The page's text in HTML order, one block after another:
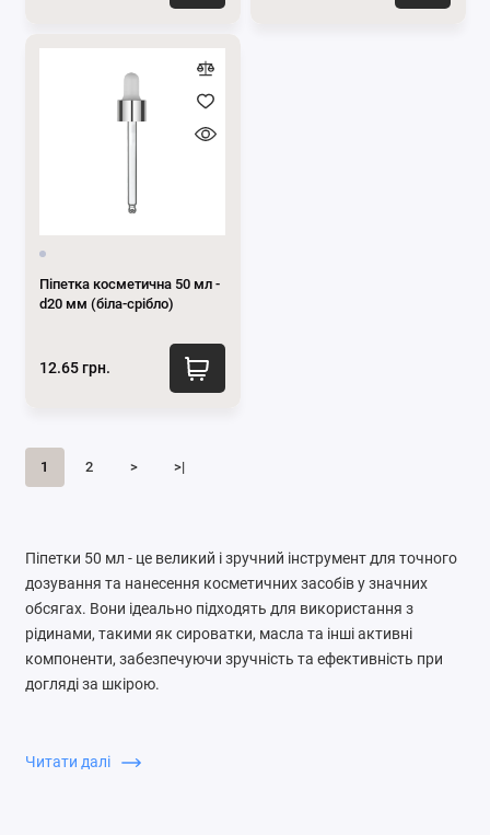
Піпетка косметична 50 мл -
d20 мм (біла-срібло)
12.65 грн.
1 2 > >|
Піпетки 50 мл - це великий і зручний інструмент для точного
дозування та нанесення косметичних засобів у значних
обсягах. Вони ідеально підходять для використання з
рідинами, такими як сироватки, масла та інші активні
компоненти, забезпечуючи зручність та ефективність при
догляді за шкірою.
продукту, що особливо важливо для професійного
Читати далі